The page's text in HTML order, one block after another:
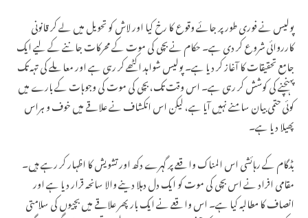
پولیس نے فوری طور پر جائے وقوع کا رخ کیا اور لاش کو تحویل میں لے کر قانونی
کارروائی شروع کر دی ہے۔ حکام نے بچی کی موت کے محرکات جاننے کے لیے ایک
جامع تحقیقات کا آغاز کر دیا ہے۔ پولیس شواہد اکٹھے کر رہی ہے اور معاملے کی تہہ تک
پہنچنے کی کوشش کر رہی ہے۔ اس وقت تک، بچی کی موت کی وجوہات کے بارے میں
کوئی حتمی بیان سامنے نہیں آیا ہے، لیکن اس انکشاف نے علاقے میں خوف و ہراس
پھیلا دیا ہے۔
بڈگام کے رہائشی اس المناک واقعے پر گہرے دکھ اور تشویش کا اظہار کر رہے ہیں۔
مقامی افراد نے اس بچی کی موت کو ایک دل دہلا دینے والا سانحہ قرار دیا ہے اور
انصاف کا مطالبہ کیا ہے۔ اس واقعے نے ایک بار پھر علاقے میں بچیوں کی سلامتی